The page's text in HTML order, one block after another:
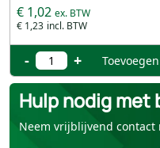
€ 1,23
€ 1,02
- + Toevoegen
Hulp nodig met
Neem vrijblijvend contact